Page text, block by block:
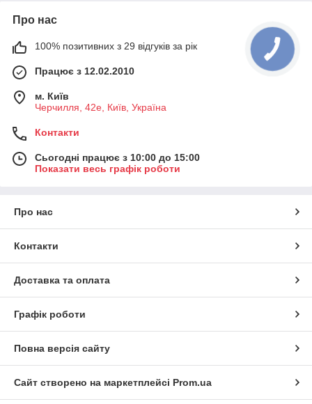
Про нас
100% позитивних з 29 відгуків за рік
Працює з 12.02.2010
м. Київ
Черчилля, 42е, Київ, Україна
Контакти
Сьогодні працює з 10:00 до 15:00
Показати весь графік роботи
Про нас
Контакти
Доставка та оплата
Графік роботи
Повна версія сайту
Сайт створено на маркетплейсі Prom.ua